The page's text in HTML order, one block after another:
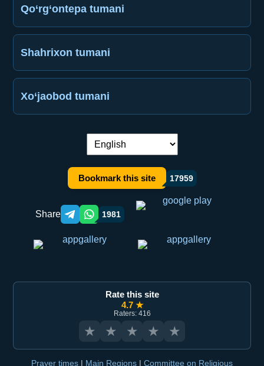
Qo‘rg‘ontepa tumani
Shahrixon tumani
Xo‘jaobod tumani
Language switch:
Bookmark this site 17959
Share Telegram orqali ulashish
WhatsApp orqali ulashish
1981
Rate this site
4.7 ★
Raters: 416
★ ★ ★ ★ ★
Prayer times | Main Regions | Committee on Religious